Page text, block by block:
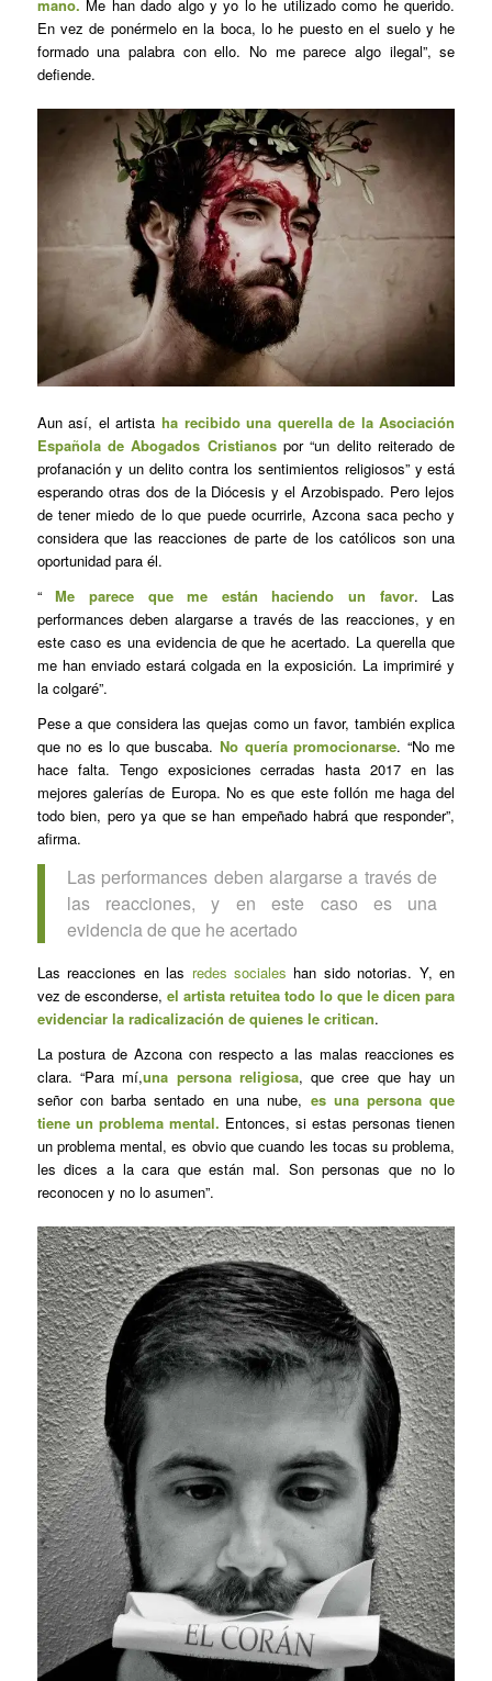
mano. Me han dado algo y yo lo he utilizado como he querido.
En vez de ponérmelo en la boca, lo he puesto en el suelo y he
formado una palabra con ello. No me parece algo ilegal”, se
defiende.
Aun así, el artista ha recibido una querella de la Asociación
Española de Abogados Cristianos por “un delito reiterado de
profanación y un delito contra los sentimientos religiosos” y está
esperando otras dos de la Diócesis y el Arzobispado. Pero lejos
de tener miedo de lo que puede ocurrirle, Azcona saca pecho y
considera que las reacciones de parte de los católicos son una
oportunidad para él.
“Me parece que me están haciendo un favor. Las
performances deben alargarse a través de las reacciones, y en
este caso es una evidencia de que he acertado. La querella que
me han enviado estará colgada en la exposición. La imprimiré y
la colgaré”.
Pese a que considera las quejas como un favor, también explica
que no es lo que buscaba.No quería promocionarse. “No me
hace falta. Tengo exposiciones cerradas hasta 2017 en las
mejores galerías de Europa. No es que este follón me haga del
todo bien, pero ya que se han empeñado habrá que responder”,
afirma.
Las performances deben alargarse a través de
las reacciones, y en este caso es una
evidencia de que he acertado
Las reacciones en las redes sociales han sido notorias. Y, en
vez de esconderse, el artista retuitea todo lo que le dicen para
evidenciar la radicalización de quienes le critican.
La postura de Azcona con respecto a las malas reacciones es
clara. “Para mí,una persona religiosa, que cree que hay un
señor con barba sentado en una nube, es una persona que
tiene un problema mental. Entonces, si estas personas tienen
un problema mental, es obvio que cuando les tocas su problema,
les dices a la cara que están mal. Son personas que no lo
reconocen y no lo asumen”.